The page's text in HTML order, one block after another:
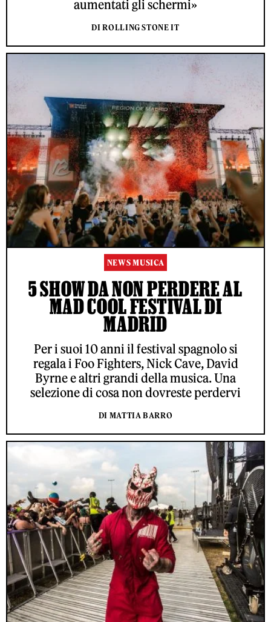
aumentati gli schermi»
DI ROLLING STONE IT
NEWS MUSICA
5 SHOW DA NON PERDERE AL
MAD COOL FESTIVAL DI
MADRID
Per i suoi 10 anni il festival spagnolo si
regala i Foo Fighters, Nick Cave, David
Byrne e altri grandi della musica. Una
selezione di cosa non dovreste perdervi
DI MATTIA BARRO